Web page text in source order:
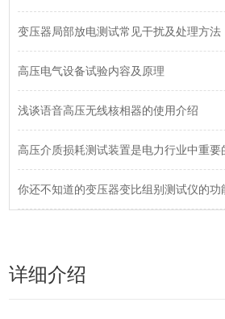
变压器局部放电测试常见干扰及处理方法
高压电气设备试验内容及原理
浅谈语音高压无线核相器的使用介绍
高压介质损耗测试装置是电力行业中重要
你还不知道的变压器变比组别测试仪的功
详细介绍